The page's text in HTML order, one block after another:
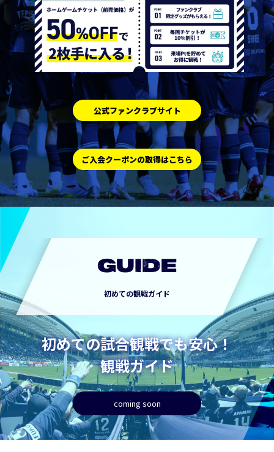
公式ファンクラブサイト
ご入会クーポンの取得はこちら
GUIDE
初めての観戦ガイド
初めての試合観戦でも安心！
観戦ガイド
coming soon